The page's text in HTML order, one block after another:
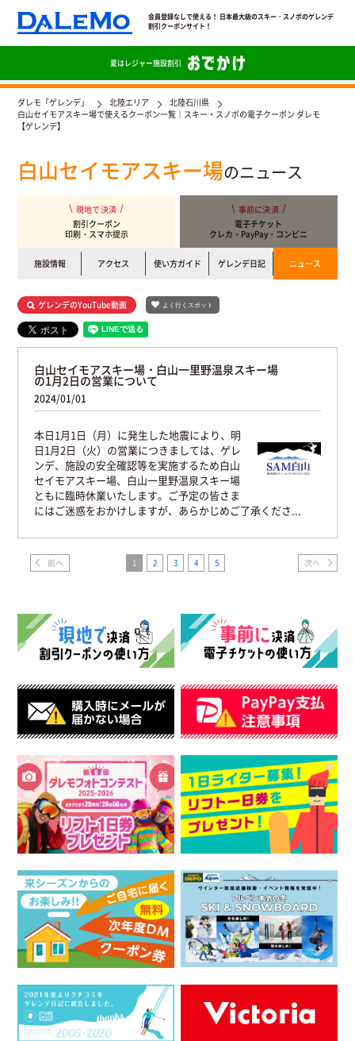
会員登録なしで使える！ 日本最大級のスキー・スノボのゲレンデ
割引クーポンサイト！
夏はレジャー施設割引
ダレモ「ゲレンデ」 北陸エリア
北陸石川県
白山セイモアスキー場で使えるクーポン一覧｜スキー・スノボの電子クーポン ダレモ
【ゲレンデ】
白山セイモアスキー場のニュース
現地で決済
割引クーポン
印刷・スマホ提示
事前に決済
電子チケット
クレカ・PayPay・コンビニ
施設情報 アクセス 使い方ガイド ゲレンデ日記 ニュース
ゲレンデのYouTube動画 よく行くスポット
白山セイモアスキー場・白山一里野温泉スキー場
の1月2日の営業について
2024/01/01
本日1月1日（月）に発生した地震により、明
日1月2日（火）の営業につきましては、ゲレ
ンデ、施設の安全確認等を実施するため白山
セイモアスキー場、白山一里野温泉スキー場
ともに臨時休業いたします。ご予定の皆さま
にはご迷惑をおかけしますが、あらかじめご了承くださ...
前へ 1 2 3 4 5 次へ